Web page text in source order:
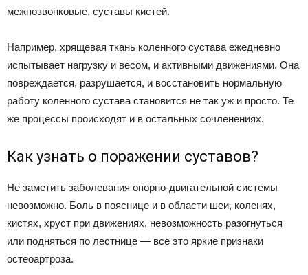
межпозвонковые, суставы кистей.
Например, хрящевая ткань коленного сустава ежедневно
испытывает нагрузку и весом, и активными движениями. Она
повреждается, разрушается, и восстановить нормальную
работу коленного сустава становится не так уж и просто. Те
же процессы происходят и в остальных сочленениях.
Как узнать о поражении суставов?
Не заметить заболевания опорно-двигательной системы
невозможно. Боль в пояснице и в области шеи, коленях,
кистях, хруст при движениях, невозможность разогнуться
или подняться по лестнице — все это яркие признаки
остеоартроза.